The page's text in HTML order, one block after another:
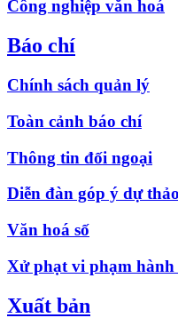
Công nghiệp văn hoá
Báo chí
Chính sách quản lý
Toàn cảnh báo chí
Thông tin đối ngoại
Diễn đàn góp ý dự
Văn hoá số
Xử phạt vi phạm hành
Xuất bản